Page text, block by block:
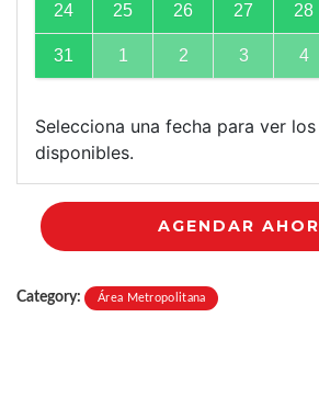
24 25 26 27 28
31 1 2 3 4
Selecciona una fecha para ver
disponibles.
AGENDAR
Category: Área Metropolitana